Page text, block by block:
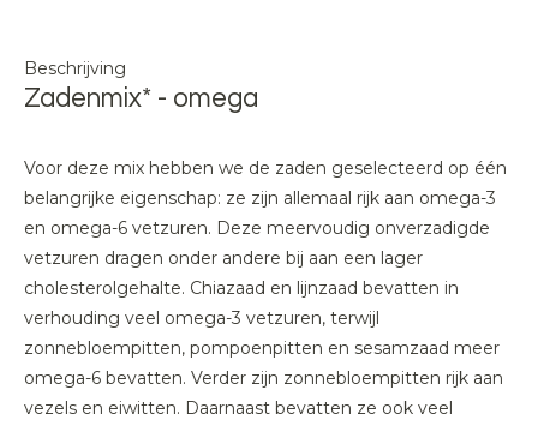
Beschrijving
Zadenmix* - omega
Voor deze mix hebben we de zaden geselecteerd op één
belangrijke eigenschap: ze zijn allemaal rijk aan omega-3
en omega-6 vetzuren. Deze meervoudig onverzadigde
vetzuren dragen onder andere bij aan een lager
cholesterolgehalte. Chiazaad en lijnzaad bevatten in
verhouding veel omega-3 vetzuren, terwijl
zonnebloempitten, pompoenpitten en sesamzaad meer
omega-6 bevatten. Verder zijn zonnebloempitten rijk aan
vezels en eiwitten. Daarnaast bevatten ze ook veel